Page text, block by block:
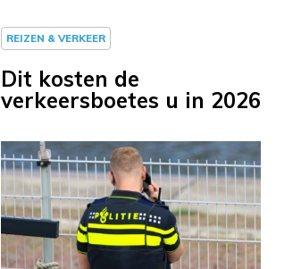
REIZEN & VERKEER
Dit kosten de
verkeersboetes u in 2026